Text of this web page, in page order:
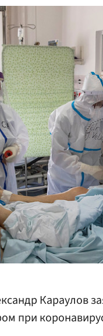
Караулов
при